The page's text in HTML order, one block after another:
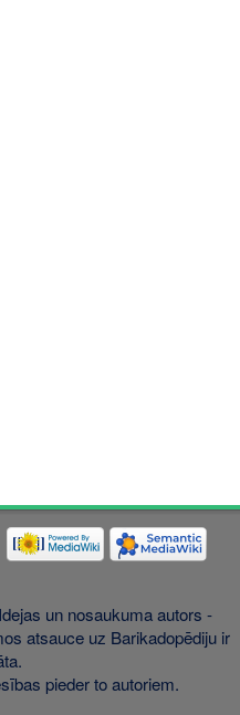
un nosaukuma autors -
atsauce uz Barikadopēdiju ir
pieder to autoriem.